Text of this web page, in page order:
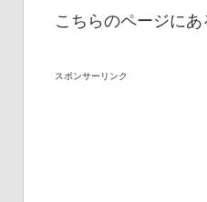
こちらのページにあ
スポンサーリンク